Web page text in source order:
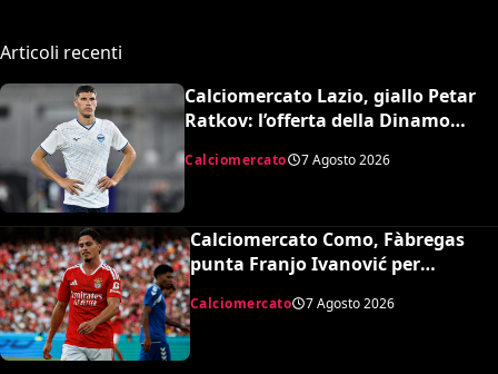
Articoli recenti
Calciomercato Lazio, giallo Petar
Ratkov: l’offerta della Dinamo
Calciomercato 7 Agosto 2026
Calciomercato Como, Fàbregas
punta Franjo Ivanović per
l’attacco: il punto sulla trattativa
Calciomercato 7 Agosto 2026